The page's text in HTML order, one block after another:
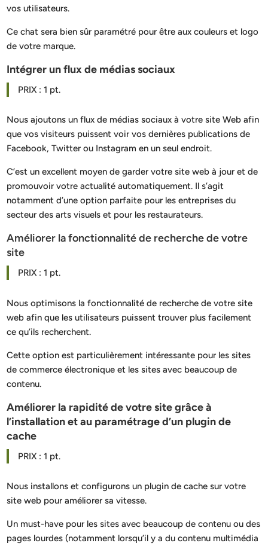
vos utilisateurs.
Ce chat sera bien sûr paramétré pour être aux couleurs et logo
de votre marque.
Intégrer un flux de médias sociaux
PRIX : 1 pt.
Nous ajoutons un flux de médias sociaux à votre site Web afin
que vos visiteurs puissent voir vos dernières publications de
Facebook, Twitter ou Instagram en un seul endroit.
C’est un excellent moyen de garder votre site web à jour et de
promouvoir votre actualité automatiquement. Il s’agit
notamment d’une option parfaite pour les entreprises du
secteur des arts visuels et pour les restaurateurs.
Améliorer la fonctionnalité de recherche de votre
site
PRIX : 1 pt.
Nous optimisons la fonctionnalité de recherche de votre site
web afin que les utilisateurs puissent trouver plus facilement
ce qu’ils recherchent.
Cette option est particulièrement intéressante pour les sites
de commerce électronique et les sites avec beaucoup de
contenu.
Améliorer la rapidité de votre site grâce à
l’installation et au paramétrage d’un plugin de
cache
PRIX : 1 pt.
Nous installons et configurons un plugin de cache sur votre
site web pour améliorer sa vitesse.
Un must-have pour les sites avec beaucoup de contenu ou des
pages lourdes (notamment lorsqu’il y a du contenu multimédia